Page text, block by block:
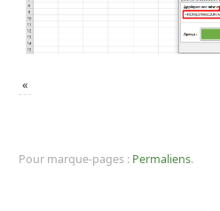
«
Pour marque-pages : Permaliens.